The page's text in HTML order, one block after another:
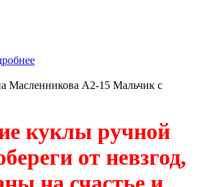
Масленникова А2-15 Мальчик с
куклы ручной
от невзгод,